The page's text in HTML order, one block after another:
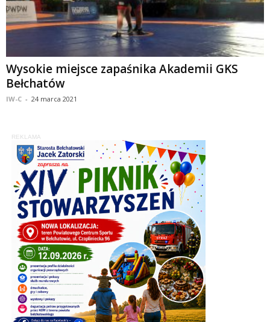
Wysokie miejsce zapaśnika Akademii GKS
Bełchatów
IW-C - 24 marca 2021
REKLAMA